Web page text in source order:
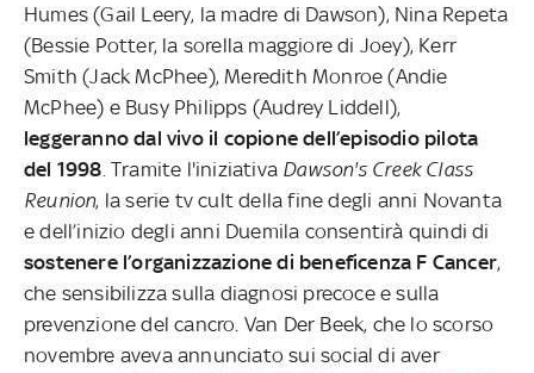
Humes (Gail Leery, la madre di Dawson), Nina Repeta
(Bessie Potter, la sorella maggiore di Joey), Kerr
Smith (Jack McPhee), Meredith Monroe (Andie
McPhee) e Busy Philipps (Audrey Liddell),
leggeranno dal vivo il copione dell’episodio pilota
del 1998 . Tramite l'iniziativa Dawson's Creek Class
Reunion, la serie tv cult della fine degli anni Novanta
e dell’inizio degli anni Duemila consentirà quindi di
sostenere l’organizzazione di beneficenza F Cancer,
che sensibilizza sulla diagnosi precoce e sulla
prevenzione del cancro. Van Der Beek, che lo scorso
novembre aveva annunciato sui social di aver